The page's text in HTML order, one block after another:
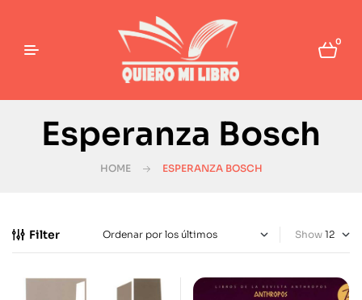
0
Esperanza Bosch
HOME ESPERANZA BOSCH
Filter Show